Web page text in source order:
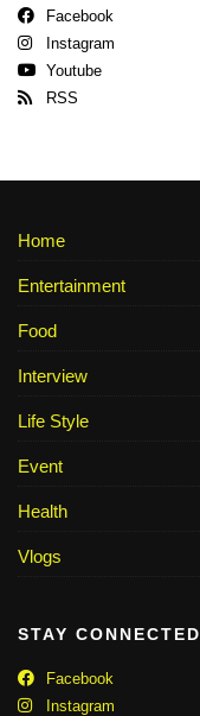
Facebook
Instagram
Youtube
RSS
Home
Entertainment
Food
Interview
Life Style
Event
Health
Vlogs
STAY CONNECTED
Facebook
Instagram